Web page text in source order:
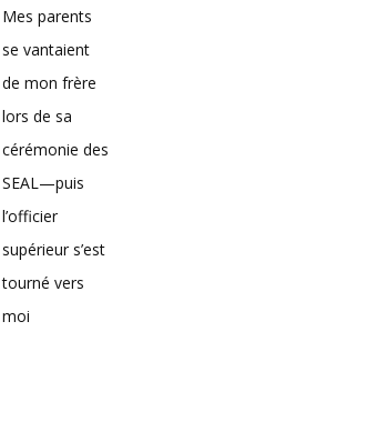
Mes parents
se vantaient
de mon frère
lors de sa
cérémonie des
SEAL—puis
l’officier
supérieur s’est
tourné vers
moi